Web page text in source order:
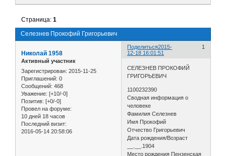
Селезнев Прокофий Григорьевич
Страница:1
Поделиться 1
2015-
12-18 16:01:51
Николай 1958
Активный участник
Зарегистрирован: 2015-11-25
Приглашений: 0
Сообщений: 468
Уважение: [+10/-0]
Позитив: [+0/-0]
Провел на форуме:
10 дней 18 часов
Последний визит:
2016-05-14 20:58:06
СЕЛЕЗНЕВ ПРОКОФИЙ
ГРИГОРЬЕВИЧ
1100232390
Сводная информация о
человеке
Фамилия Селезнев
Имя Прокофий
Отчество Григорьевич
Дата рождения/Возраст
__.__.1904
Место рождения Пензенская